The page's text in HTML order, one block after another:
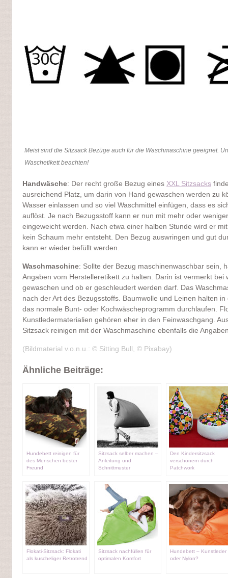
Meist sind die Sitzsack Bezüge auch für die Waschmaschine geeignet.
Waschetikett beachten!
Handwäsche: Der recht große Bezug eines XXL Sitzsacks
ausreichend Platz, um darin von Hand gewaschen werden zu
Wasser einlassen und so viel Waschmittel einfügen, dass es
auflöst. Je nach Bezugsstoff kann er nun mit mehr oder
eingeweicht werden. Nach etwa einer halben Stunde wird er
kein Schaum mehr entsteht. Den Bezug auswringen und gut
kann er wieder befüllt werden.
Waschmaschine: Sollte der Bezug maschinenwaschbar sein,
Angaben vom Herstelleretikett zu halten. Darin ist vermerkt bei
gewaschen und ob er geschleudert werden darf. Das
nach der Art des Bezugsstoffs. Baumwolle und Leinen halten
das normale Bunt- oder Kochwäscheprogramm durchlaufen.
Kunstledermaterialien gehören eher in den Feinwaschgang.
Sitzsack reinigen mit der Waschmaschine ebenfalls die
(Bildmaterial v.o.n.u.: © Sitting Bull, © Pixabay)
Ähnliche Beiträge:
Hundebett reinigen für
des Menschen bester
Freund
Sitzsack selber machen –
Anleitung und
Schnittmuster
Den Kindersitzsack
verschönern durch
Patchwork
Flokati-Sitzsack: Flokati
als kuscheliger Retrotrend
Sitzsack nachfüllen für
optimalen Komfort
Hundebett – Kunstleder
oder Nylon?